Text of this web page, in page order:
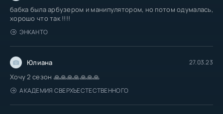
бабка была арбузером и манипулятором, но потом одумалась,
хорошо что так !!!!
ЭНКАНТО
Юлиана 27.03.23
Хочу 2 сезон 🙏🙏🙏🙏🙏🙏🙏
АКАДЕМИЯ СВЕРХЪЕСТЕСТВЕННОГО